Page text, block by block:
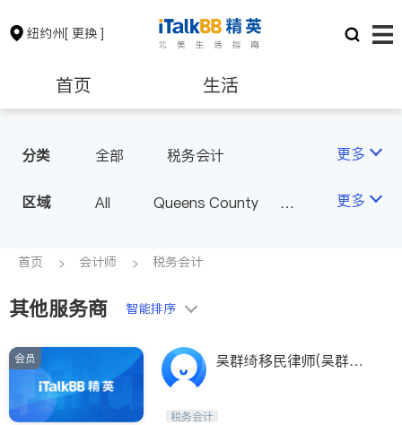
纽约州[ 更换 ]
首页 生活
保险理财 房地产租售
银行贷款 会计师
建筑装修
非盈利组织
分类 全部 税务会计 更多
区域 All
Queens County
Long Island
Buffalo & Syracuse
Westchester County & Orange
County
更多
首页 会计师 税务会计
其他服务商 智能排序
会员
吴群绮移民律师(吴群绮
税务会计